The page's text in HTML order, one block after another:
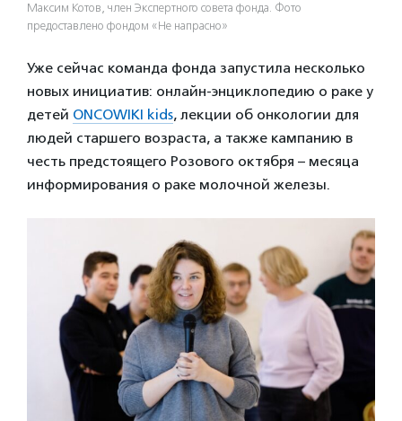
Максим Котов, член Экспертного совета фонда. Фото
предоставлено фондом «Не напрасно»
Уже сейчас команда фонда запустила несколько
новых инициатив: онлайн-энциклопедию о раке у
детей ONCOWIKI kids, лекции об онкологии для
людей старшего возраста, а также кампанию в
честь предстоящего Розового октября – месяца
информирования о раке молочной железы.